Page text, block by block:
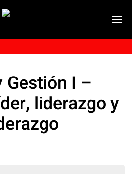
Gestión I –
liderazgo y